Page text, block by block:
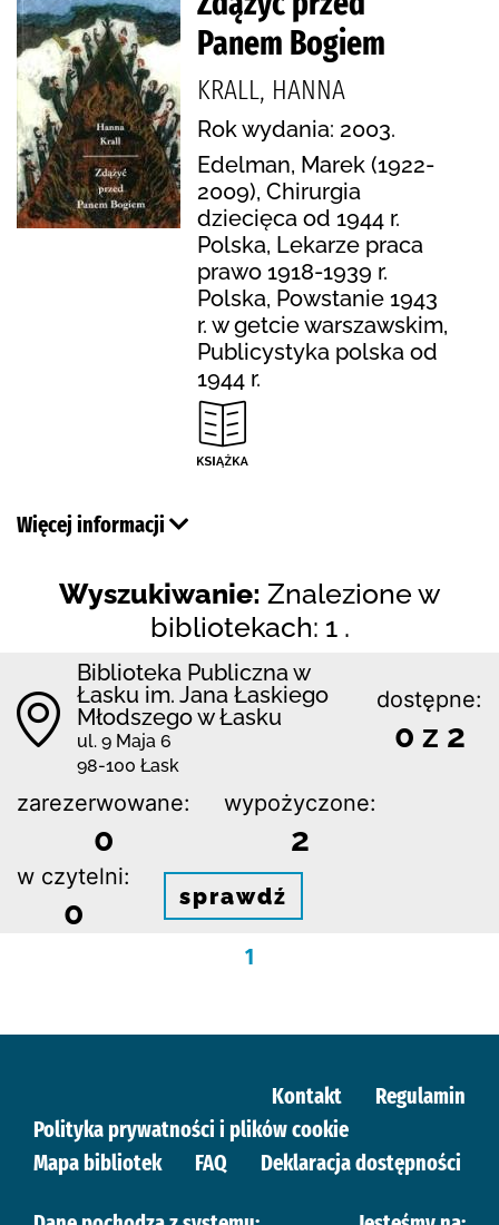
Panem Bogiem
KRALL, HANNA
Rok wydania: 2003.
Edelman, Marek (1922-
2009), Chirurgia
dziecięca od 1944 r.
Polska, Lekarze praca
prawo 1918-1939 r.
Polska, Powstanie 1943
r. w getcie warszawskim,
Publicystyka polska od
1944 r.
Więcej informacji
Wyszukiwanie: Znalezione w
bibliotekach: 1 .
Biblioteka Publiczna w
Łasku im. Jana Łaskiego
Młodszego w Łasku
ul. 9 Maja 6
98-100 Łask
dostępne:
0 z 2
zarezerwowane:
0
wypożyczone:
2
w czytelni:
0 sprawdź
1
Kontakt
Regulamin
Polityka prywatności i plików cookie
Mapa bibliotek
FAQ Deklaracja dostępności